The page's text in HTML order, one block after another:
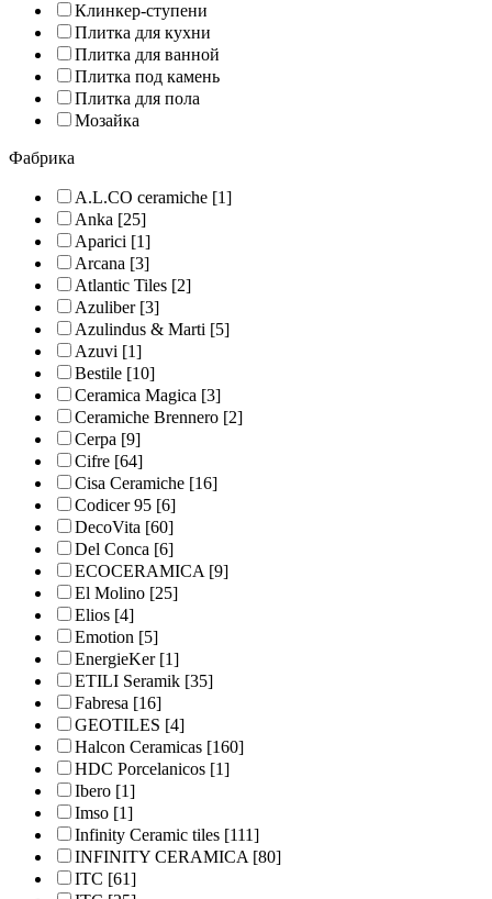
Клинкер-ступени
Плитка для кухни
Плитка для ванной
Плитка под камень
Плитка для пола
Мозайка
Фабрика
A.L.CO ceramiche [1]
Anka [25]
Aparici [1]
Arcana [3]
Atlantic Tiles [2]
Azuliber[3]
Azulindus & Marti [5]
Azuvi [1]
Bestile [10]
Ceramica Magica [3]
Ceramiche Brennero [2]
Cerpa [9]
Cifre [64]
Cisa Ceramiche [16]
Codicer 95 [6]
DecoVita [60]
Del Conca [6]
ECOCERAMICA[9]
El Molino [25]
Elios [4]
Emotion [5]
EnergieKer[1]
ETILI Seramik [35]
Fabresa [16]
GEOTILES [4]
Halcon Ceramicas [160]
HDC Porcelanicos [1]
Ibero [1]
Imso [1]
Infinity Ceramic tiles [111]
INFINITY CERAMICA[80]
ITC [61]